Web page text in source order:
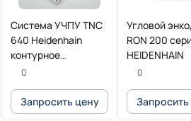
Система УЧПУ TNC
640 Heidenhain
контурное
управление для
фрезерно-токарных
станков
0
Запросить цену
Угловой
RON 200
HEIDENHAIN
0